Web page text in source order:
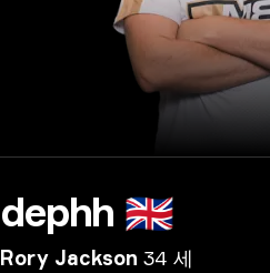
dephh 🇬🇧
Rory Jackson 34 세